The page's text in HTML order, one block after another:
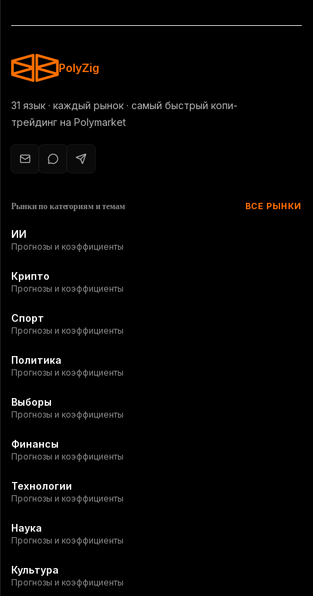
PolyZig
31 язык · каждый рынок · самый быстрый копи-
трейдинг на Polymarket
Рынки по категориям и темам ВСЕ РЫНКИ
ИИ
Прогнозы и коэффициенты
Крипто
Прогнозы и коэффициенты
Спорт
Прогнозы и коэффициенты
Политика
Прогнозы и коэффициенты
Выборы
Прогнозы и коэффициенты
Финансы
Прогнозы и коэффициенты
Технологии
Прогнозы и коэффициенты
Наука
Прогнозы и коэффициенты
Культура
Прогнозы и коэффициенты